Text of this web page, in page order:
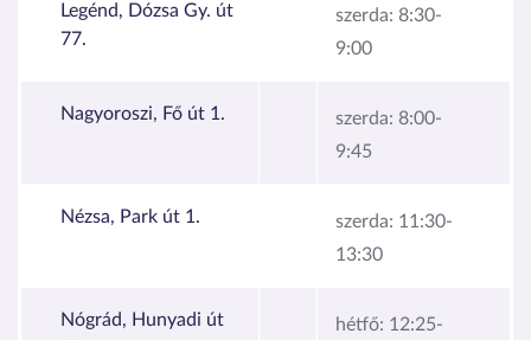
Legénd, Dózsa Gy. út
77.
szerda: 8:30-
9:00
Nagyoroszi, Fő út 1. szerda: 8:00-
9:45
Nézsa, Park út 1. szerda: 11:30-
13:30
Nógrád, Hunyadi út
hétfő: 12:25-